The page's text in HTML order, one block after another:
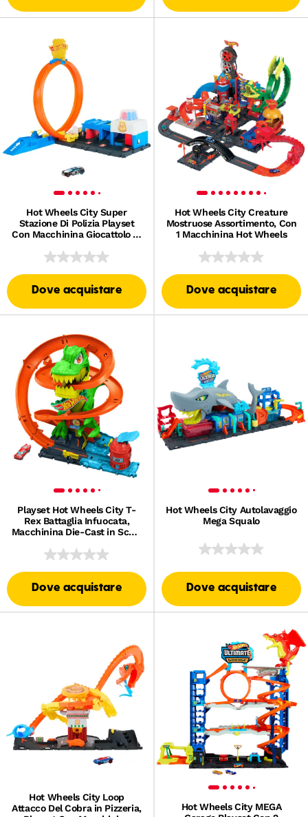
Hot Wheels City Super
Stazione Di Polizia Playset
Con Macchinina Giocattolo in
Dove acquistare
Hot Wheels City Creature
Mostruose Assortimento, Con
1 Macchinina Hot Wheels
Dove acquistare
Playset Hot Wheels City T-
Rex Battaglia Infuocata,
Macchinina Die-Cast in Scala
Dove acquistare
Hot Wheels City Autolavaggio
Mega Squalo
Dove acquistare
Hot Wheels City Loop
Attacco Del Cobra in Pizzeria,
Hot Wheels City MEGA